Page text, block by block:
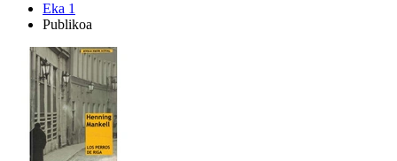
Eka 1
Publikoa